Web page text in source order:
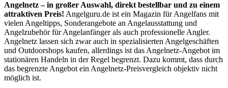
Angelnetz – in großer Auswahl, direkt bestellbar und zu einem
attraktiven Preis! Angelguru.de ist ein Magazin für Angelfans mit
vielen Angeltipps, Sonderangebote an Angelausstattung und
Angelzubehör für Angelanfänger als auch professionelle Angler.
Angelnetz lassen sich zwar auch in spezialisierten Angelgeschäften
und Outdoorshops kaufen, allerdings ist das Angelnetz-Angebot im
stationären Handeln in der Regel begrenzt. Dazu kommt, dass durch
das begrenzte Angebot ein Angelnetz-Preisvergleich objektiv nicht
möglich ist.